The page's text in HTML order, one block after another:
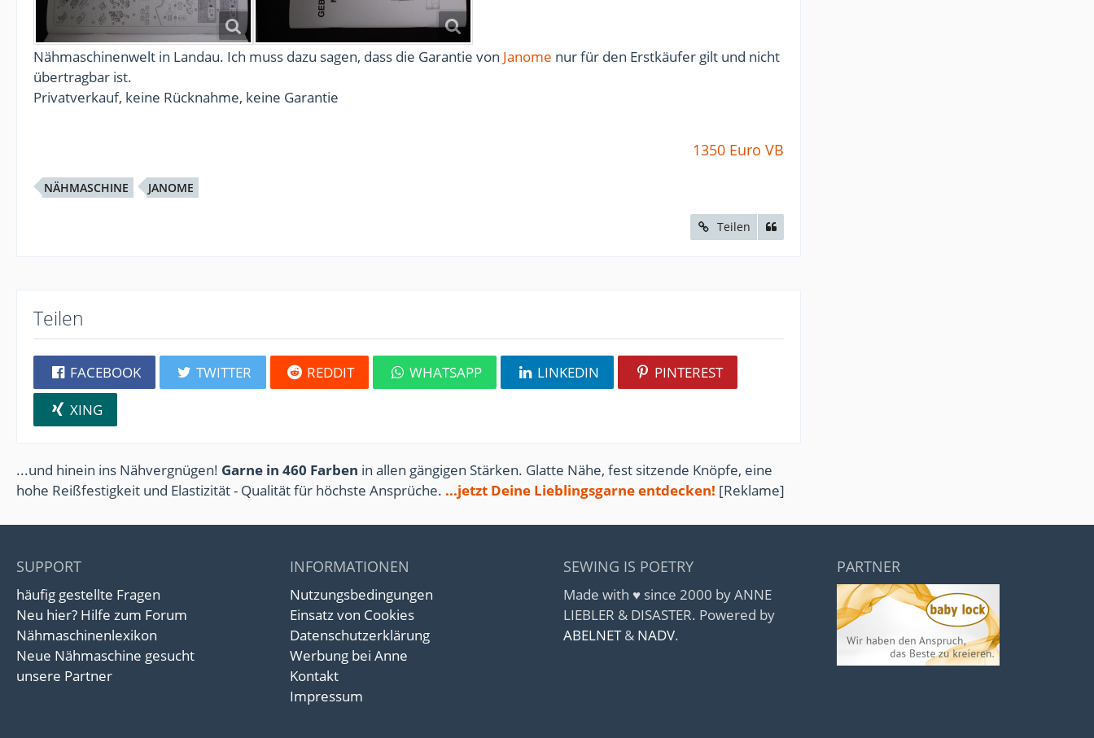
Nähmaschinenwelt in Landau. Ich muss dazu sagen, dass die Garantie von Janome nur für den Erstkäufer gilt und nicht
übertragbar ist.
Privatverkauf, keine Rücknahme, keine Garantie
1350 Euro VB
NÄHMASCHINE JANOME
Teilen
Teilen
FACEBOOK TWITTER REDDIT WHATSAPP LINKEDIN
PINTEREST
XING
...und hinein ins Nähvergnügen! Garne in 460 Farben in allen gängigen Stärken. Glatte Nähe, fest sitzende Knöpfe, eine
hohe Reißfestigkeit und Elastizität - Qualität für höchste Ansprüche. ...jetzt Deine Lieblingsgarne entdecken! [Reklame]
SUPPORT
häufig gestellte Fragen
Neu hier? Hilfe zum Forum
Nähmaschinenlexikon
Neue Nähmaschine gesucht
unsere Partner
INFORMATIONEN
Nutzungsbedingungen
Einsatz von Cookies
Datenschutzerklärung
Werbung bei Anne
Kontakt
Impressum
SEWING IS POETRY
Made with ♥ since 2000 by ANNE
LIEBLER & DISASTER. Powered by
ABELNET& NADV.
PARTNER